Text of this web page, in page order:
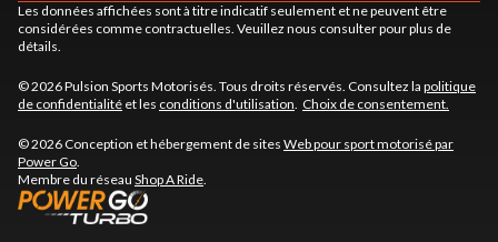
Les données affichées sont à titre indicatif seulement et ne peuvent être
considérées comme contractuelles. Veuillez nous consulter pour plus de
détails.
© 2026 Pulsion Sports Motorisés. Tous droits réservés. Consultez la politique
de confidentialité et les conditions d'utilisation Choix de consentement.
© 2026 Conception et hébergement de sites Web pour sport motorisé par
Power Go
Membre du réseau Shop A Ride